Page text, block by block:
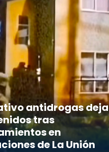
antidrogas deja
tras
en
de La Unión